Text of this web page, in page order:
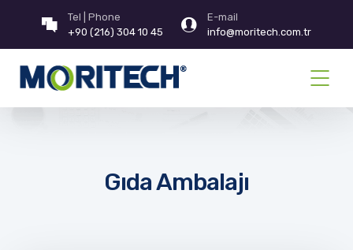
Tel | Phone
+90 (216) 304 10 45
E-mail
info@moritech.com.tr
Gıda Ambalajı